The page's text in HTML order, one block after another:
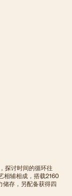
探讨时间的循环往
相辅相成，搭载2160
储存，另配备获得四